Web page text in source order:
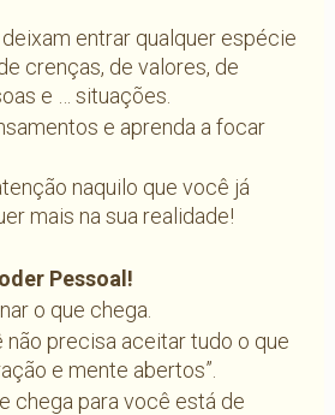
entrar qualquer espécie
crenças, de valores, de
e … situações.
e aprenda a focar
naquilo que você já
mais na sua realidade!
Pessoal!
o que chega.
precisa aceitar tudo o que
e mente abertos”.
chega para você está de